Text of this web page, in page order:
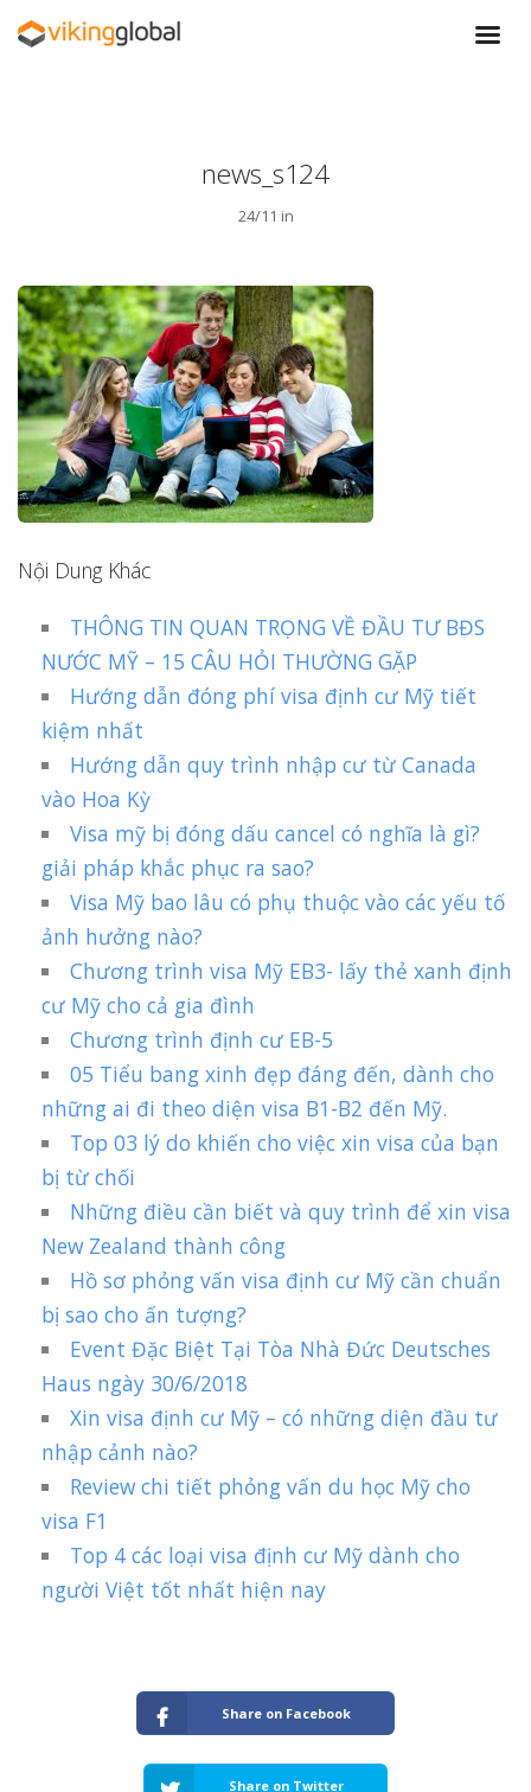
news_s124
24/11 in
Nội Dung Khác
THÔNG TIN QUAN TRỌNG VỀ ĐẦU TƯ BĐS
NƯỚC MỸ – 15 CÂU HỎI THƯỜNG GẶP
Hướng dẫn đóng phí visa định cư Mỹ tiết
kiệm nhất
Hướng dẫn quy trình nhập cư từ Canada
vào Hoa Kỳ
Visa mỹ bị đóng dấu cancel có nghĩa là gì?
giải pháp khắc phục ra sao?
Visa Mỹ bao lâu có phụ thuộc vào các yếu tố
ảnh hưởng nào?
Chương trình visa Mỹ EB3- lấy thẻ xanh định
cư Mỹ cho cả gia đình
Chương trình định cư EB-5
05 Tiểu bang xinh đẹp đáng đến, dành cho
những ai đi theo diện visa B1-B2 đến Mỹ.
Top 03 lý do khiến cho việc xin visa của bạn
bị từ chối
Những điều cần biết và quy trình để xin visa
New Zealand thành công
Hồ sơ phỏng vấn visa định cư Mỹ cần chuẩn
bị sao cho ấn tượng?
Event Đặc Biệt Tại Tòa Nhà Đức Deutsches
Haus ngày 30/6/2018
Xin visa định cư Mỹ – có những diện đầu tư
nhập cảnh nào?
Review chi tiết phỏng vấn du học Mỹ cho
visa F1
Top 4 các loại visa định cư Mỹ dành cho
người Việt tốt nhất hiện nay
Share on Facebook
Share on Twitter